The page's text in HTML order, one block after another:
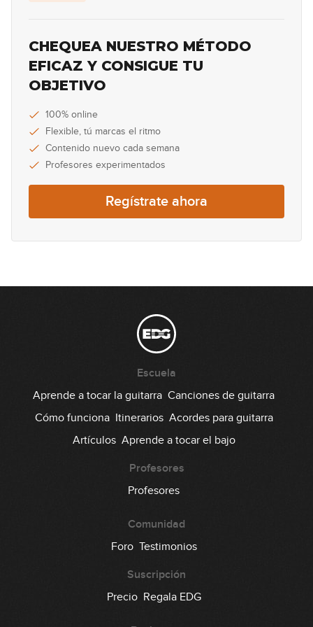
22:05
21:17
12:34
17:38
Extremoduro - So payaso
amarrado en la puerta del baile
Red Hot Chili Peppers - Snow (Hey
CHEQUEA NUESTRO MÉTODO
EFICAZ Y CONSIGUE TU
OBJETIVO
100% online
Flexible, tú marcas el ritmo
Contenido nuevo cada semana
Profesores experimentados
Regístrate ahora
Escuela
Aprende a tocar la guitarra Canciones de guitarra
Cómo funciona Itinerarios Acordes para guitarra
Artículos Aprende a tocar el bajo
Profesores
Profesores
Comunidad
Foro Testimonios
Suscripción
Precio Regala EDG